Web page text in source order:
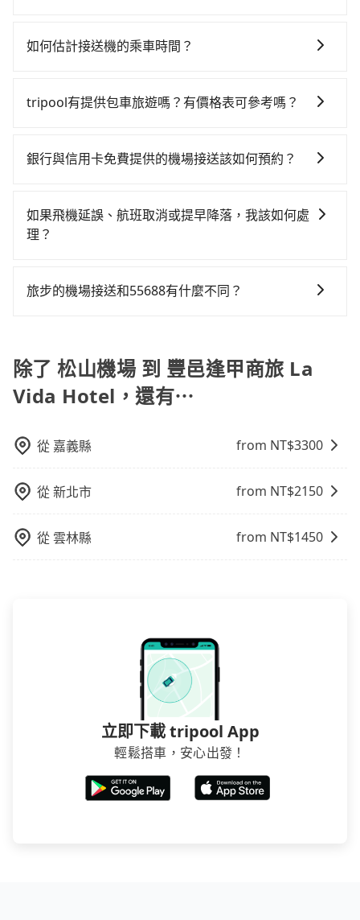
高鐵站後，步行進站、現場購票並於月台排隊的時間約
站、等待車站前排班的計程車，搭上小黃後約花17分
分鐘，假設3位同行，高鐵加轉乘之平均每人花費為900
預約包車，不僅每人至少額外負擔80元車資，而且更會
額外浪費9分鐘在轉乘與等車上，現在還不馬上來預約
時不需要閉目養神（因為要自己開車），最重要的是你
$115~205承租小轎車，每公里再額外加收$3.2，從松山
達目的地後多久原路返回），雖已將eTag和可能的每小
車型，如Toyota Yaris、Prius C、Vios這類乘坐體驗較
差的車款，如果人數超過四位，更是沒有較大的七人座
凹的車門仍未被修理，每一次租車都好像在開樂透一
小的風險。最後，雖然路邊隨租隨還看似方便，但實際
使用時還是有其區域的限制，實際可停靠的地點與你的
上下車地點仍有段距離，在遇到下雨天或者載行李時，
如何估計接送機的乘車時間？
到機場報到，為避免可能的塞車情況，在預估時最好額
晨6點以前就從台中出發。如果是國內航線的旅客，提前
李出關，而外籍旅客則可能需要60~90分鐘的時間，建
議選擇離開機場的乘車時間抓在班機預計落地後的1小
tripool有提供包車旅遊嗎？有價格表可參考嗎？
與松山機場的包車旅遊，從單純的單趟接送到算時間的
無隱藏費用，網站試算即真實價格，免去來回電話確
認。一天包車的價格可能跟其他車隊相差無幾，但是如
九人座箱型車，如需10人以上巴士，請來信洽詢。
銀行與信用卡免費提供的機場接送該如何預約？
您可與您的銀行或信用卡公司確認是否提供機場接送服
務，並根據各家信用公司要求的預定流程完成預定，完
可以聯繫銀行或信用卡公司的客服中心提供相關的協助
如果飛機延誤、航班取消或提早降落，我該如何處
理？
前透過官網的線上客服告知，我方會盡力協助重新安排
車輛可以搭乘。如班機被迫取消且在原預定上飛機時間
前通知我方，可提供全額退款或免費改期。如班機航行
時間減少而提前落地，可在落地後直接與司機電話聯
合旅客乘車。
旅步的機場接送和55688有什麼不同？
用，並且有多種車型選擇。55688則是台灣知名的計程
車品牌，主要提供計程車服務，價格根據跳表計費，要
下車時才會知道當次車資費用，較不易掌握您的交通預
除了 松山機場 到 豐邑逢甲商旅 La
Vida Hotel，還有⋯
從 嘉義縣 from NT$3300
從新北市 from NT$2150
從雲林縣 from NT$1450
立即下載 tripool App
輕鬆搭車，安心出發！